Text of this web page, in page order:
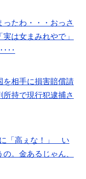
ったわ・・・おっさ
は女まみれやで」
･･･
を相手に損害賠償請
持で現行犯逮捕さ
「高ぇな！」 い
。金あるじゃん、